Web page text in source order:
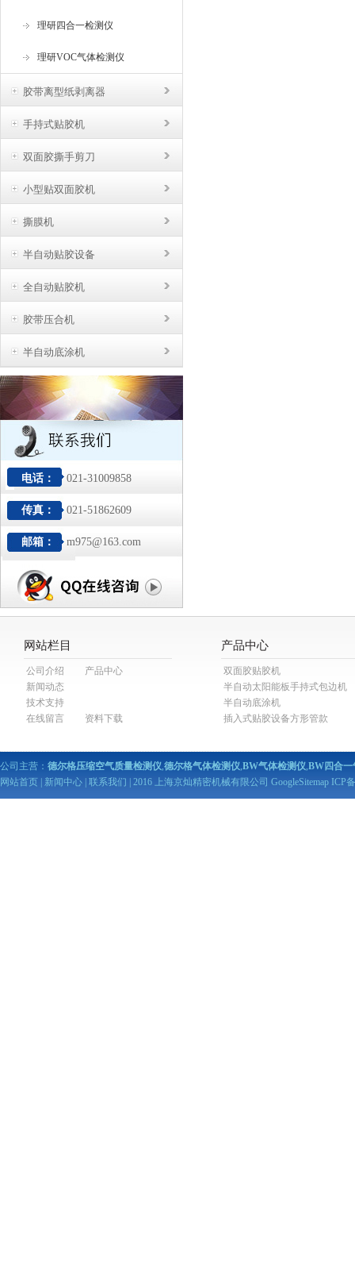
理研四合一检测仪
理研VOC气体检测仪
胶带离型纸剥离器
手持式贴胶机
双面胶撕手剪刀
小型贴双面胶机
撕膜机
半自动贴胶设备
全自动贴胶机
胶带压合机
半自动底涂机
电话： 021-31009858
传真： 021-51862609
邮箱： m975@163.com
网站栏目
公司介绍
产品中心
新闻动态
技术支持
在线留言
资料下载
产品中心
双面胶贴胶机
半自动太阳能板手持式包边机
半自动底涂机
插入式贴胶设备方形管款
公司主营： 德尔格压缩空气质量检测仪,德尔格气体检测仪,BW气体检测仪,BW四合一
网站首页
新闻中心 联系我们 | 2016 上海京灿精密机械有限公司 GoogleSitemap ICP